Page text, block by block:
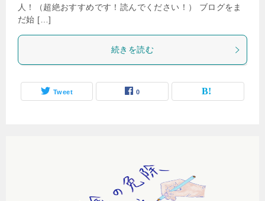
人！（超絶おすすめです！読んでください！） ブログをま
だ始 […]
続きを読む
Tweet 0